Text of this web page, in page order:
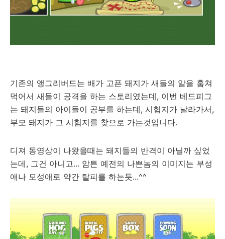
기존의 앵그리버드는 배가 고픈 돼지가 새들의 알을 훔쳐
먹어서 새들이 공격을 하는 스토리였는데, 이번 베드피그
는 돼지들의 아이들이 공부를 하는데, 시험지가 날라가서,
부모 돼지가 그 시험지를 찾으로 가는것입니다.
디져 동영상이 나왔을때는 돼지들의 반격이 아닐까 싶었
는데, 그건 아니고... 암튼 예전의 나쁜놈의 이미지는 부성
애나 모성애로 약간 탈피를 하는듯...^^